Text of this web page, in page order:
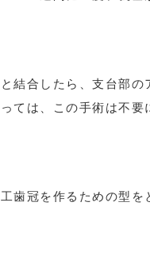
結合したら、支台部
ては、この手術は不要
歯冠を作るための型